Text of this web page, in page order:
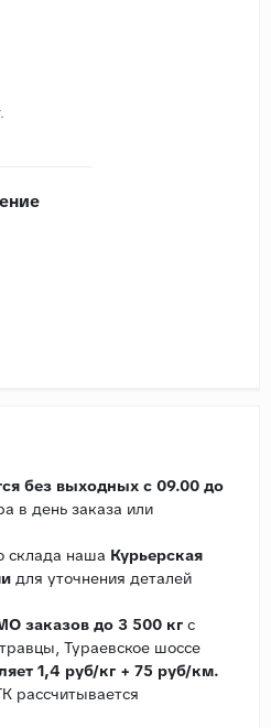
без выходных с 09.00 до
в день заказа или
склада наша Курьерская
для уточнения деталей
заказов до 3 500 кг с
Тураевское шоссе
1,4 руб/кг + 75 руб/км.
рассчитывается